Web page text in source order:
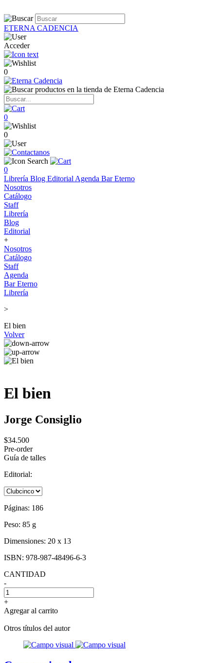
ETERNA CADENCIA
Acceder
0
0
0
0
Librería Blog Editorial Agenda Bar Eterno
Nosotros
Catálogo
Staff
Librería
Blog
Editorial
+
Nosotros
Catálogo
Staff
Agenda
Bar Eterno
Librería
>
El bien
Volver
El bien
Jorge Consiglio
$34.500
Pre-order
Guía de talles
Editorial:
Páginas: 186
Peso: 85 g
Dimensiones: 20 x 13
ISBN: 978-987-48496-6-3
CANTIDAD
-
+
Agregar al carrito
Otros títulos del autor